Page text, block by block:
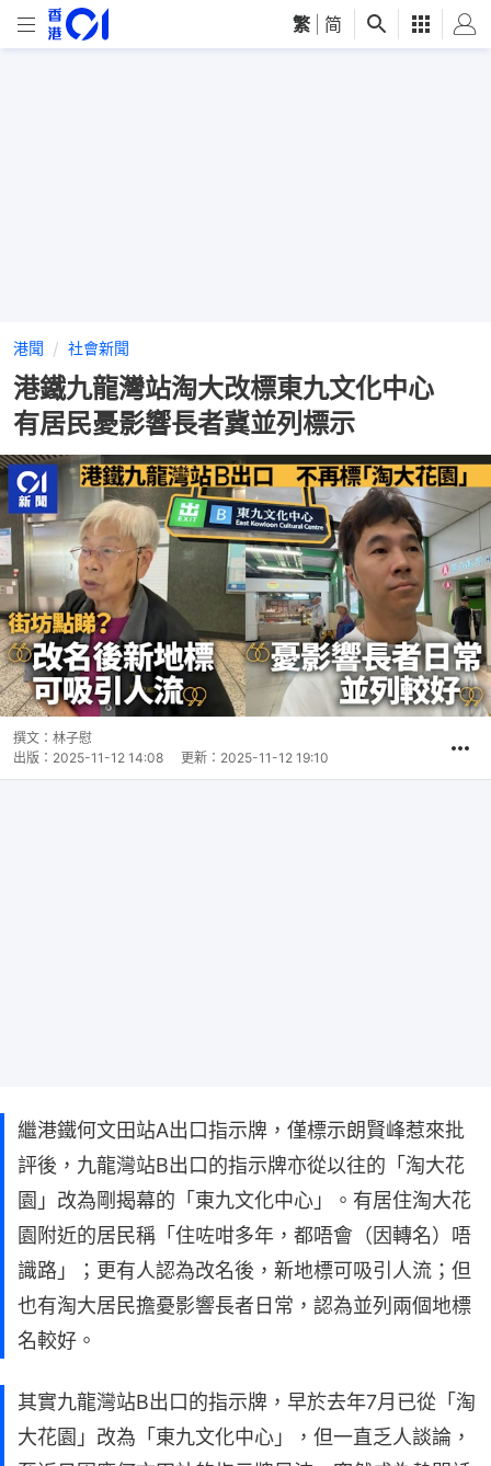
繁 简
港聞 社會新聞
港鐵九龍灣站淘大改標東九文化中心
有居民憂影響長者冀並列標示
撰文： 林子慰
出版： 2025-11-12 14:08 更新： 2025-11-12 19:10
繼港鐵何文田站A出口指示牌，僅標示朗賢峰惹來批
評後，九龍灣站B出口的指示牌亦從以往的「淘大花
園」改為剛揭幕的「東九文化中心」。有居住淘大花
園附近的居民稱「住咗咁多年，都唔會（因轉名）唔
識路」；更有人認為改名後，新地標可吸引人流；但
也有淘大居民擔憂影響長者日常，認為並列兩個地標
名較好。
其實九龍灣站B出口的指示牌，早於去年7月已從「淘
大花園」改為「東九文化中心」，但一直乏人談論，